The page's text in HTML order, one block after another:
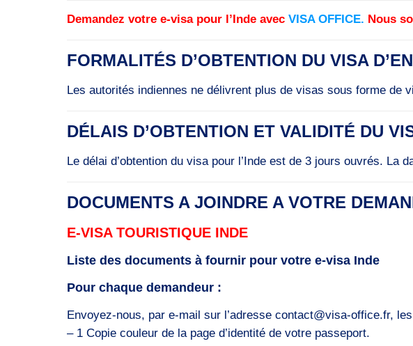
Demandez votre e-visa pour l’Inde avec VISA OFFICE. Nous
FORMALITÉS D’OBTENTION DU VISA
Les autorités indiennes ne délivrent plus de visas sous forme de
DÉLAIS D’OBTENTION ET VALIDITÉ DU
Le délai d’obtention du visa pour l’Inde est de 3 jours ouvrés. La
DOCUMENTS A JOINDRE A VOTRE
E-VISA TOURISTIQUE INDE
Liste des documents à fournir pour votre e-visa Inde
Pour chaque demandeur :
Envoyez-nous, par e-mail sur l’adresse contact@visa-office.fr,
– 1 Copie couleur de la page d’identité de votre passeport.